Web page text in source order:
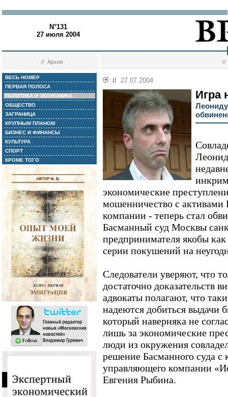
N°131
27 июля 2004
//Архив //
ВЕСЬ НОМЕР
ПЕРВАЯ ПОЛОСА
ПОЛИТИКА И ЭКОНОМИКА
ОБЩЕСТВО
ЗАГРАНИЦА
КРУПНЫМ ПЛАНОМ
БИЗНЕС И ФИНАНСЫ
КУЛЬТУРА
СПОРТ
КРОМЕ ТОГО
// 27.07.2004
Игра
экономические
мошенничество с активами
компании - теперь стал
Басманный суд Москвы
предпринимателя якобы как
серии покушений на
Следователи уверяют, что
достаточно доказательств
адвокаты полагают, что
надеются добиться выдачи
который наверняка не
лишь за экономические
люди из окружения
решение Басманного суда
управляющего компании
Евгения Рыбина.